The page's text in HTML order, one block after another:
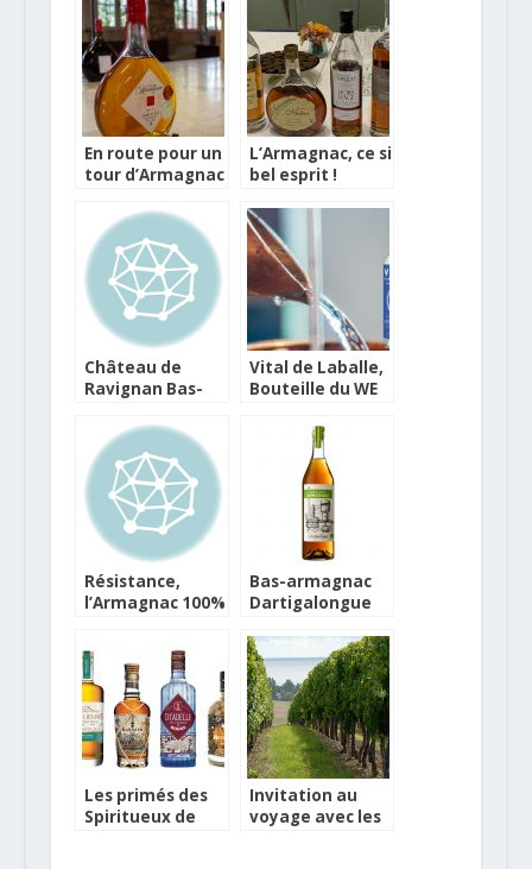
En route pour un
tour d’Armagnac
L’Armagnac, ce si
bel esprit !
Château de
Ravignan Bas-
Bouteille du WE
Vital de Laballe,
Bouteille du WE
Résistance,
l’Armagnac 100%
Bas-armagnac
Dartigalongue
Bouteille du WE
Les primés des
Spiritueux de
Invitation au
voyage avec les